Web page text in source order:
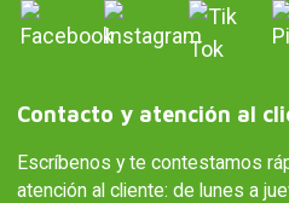
Contacto y atención al
Escríbenos y te contestamos
atención al cliente: de lunes a